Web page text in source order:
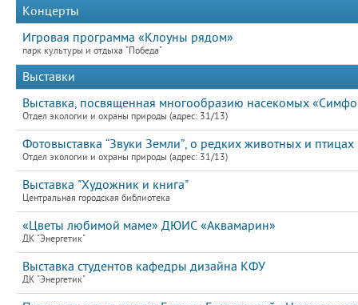
Концерты
Игровая программа «Клоуны рядом»
парк культуры и отдыха "Победа"
Выставки
Выставка, посвященная многообразию насекомых
Отдел экологии и охраны природы (адрес: 31/13)
Фотовыставка “Звуки Земли”, о редких животных и
Отдел экологии и охраны природы (адрес: 31/13)
Выставка "Художник и книга"
Центральная городская библиотека
«Цветы любимой маме» ДЮИС «Аквамарин»
ДК "Энергетик"
Выставка студентов кафедры дизайна КФУ
ДК "Энергетик"